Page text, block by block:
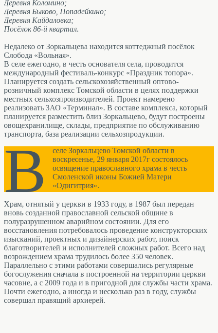
Деревня Коломино;
Деревня Быково, Попадейкино;
Деревня Кайдаловка;
Посёлок 86-й квартал.
Недалеко от Зоркальцева находится коттеджный посёлок
Слобода «Вольная».
В селе ежегодно, в честь основателя села, проводится
международный фестиваль-конкурс «Праздник топора».
Планируется создать сельскохозяйственный оптово-
розничный комплекс Томской области в целях поддержки
местных сельхозпроизводителей. Проект намерено
реализовать ЗАО «Терминал». В составе комплекса, который
планируется разместить близ Зоркальцево, будут построены
овощехранилище, склады, предприятие по обслуживанию
транспорта, база реализации сельхозпродукции.
В
селе Зоркальцево Томской области в
воскресенье, 29 января 2017г состоялось
освящение православного храма в честь
Смоленской иконы Божией Матери
«Одигитрия».
Храм, отнятый у церкви в 1933 году, в 1987 был передан
вновь созданной православной сельской общине в
полуразрушенном аварийном состоянии. Для его
восстановления потребовалось проведение конструкторских
изысканий, проектных и дизайнерских работ, поиск
благотворителей и исполнителей сложных работ. Всего над
возрождением храма трудилось более 350 человек.
Параллельно с этими работами совершались регулярные
богослужения сначала в построенной на территории церкви
часовне, а с 2009 года и в пригодной для службы части храма.
Почти ежегодно, а иногда и несколько раз в году, службы
совершал правящий архиерей.